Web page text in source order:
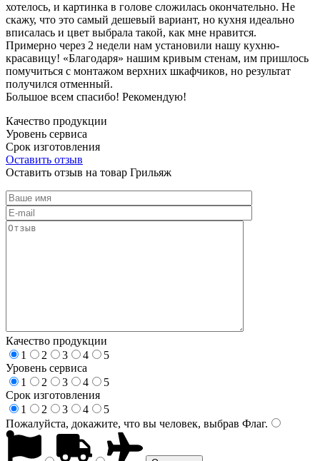
хотелось, и картинка в голове сложилась окончательно. Не
скажу, что это самый дешевый вариант, но кухня идеально
вписалась и цвет выбрала такой, как мне нравится.
Примерно через 2 недели нам установили нашу кухню-
красавицу! «Благодаря» нашим кривым стенам, им пришлось
помучиться с монтажом верхних шкафчиков, но результат
получился отменный.
Большое всем спасибо! Рекомендую!
Качество продукции
Уровень сервиса
Срок изготовления
Оставить отзыв
Оставить отзыв на товар Грильяж
Качество продукции
1
2 3 4
5
Уровень сервиса
1
2 3 4
5
Срок изготовления
1
2 3 4
5
Пожалуйста, докажите, что вы человек, выбрав Флаг.